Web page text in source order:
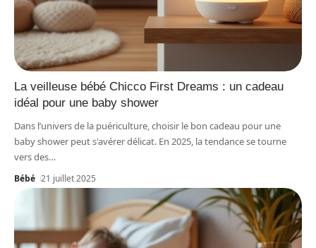
La veilleuse bébé Chicco First Dreams : un cadeau
idéal pour une baby shower
Dans l’univers de la puériculture, choisir le bon cadeau pour une
baby shower peut s'avérer délicat. En 2025, la tendance se tourne
vers des…
Bébé 21 juillet 2025